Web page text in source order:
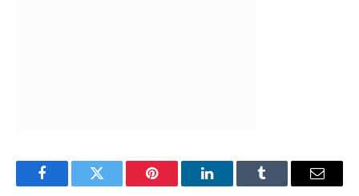
FacebookTwitter Pinterest LinkedInTumblr Email